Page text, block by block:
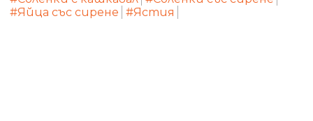
#Яйца със сирене #Ястия